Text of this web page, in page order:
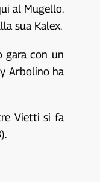
al Mugello.
sua Kalex.
gara con un
Arbolino ha
Vietti si fa